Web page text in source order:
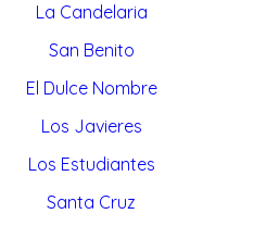
La Candelaria
San Benito
El Dulce Nombre
Los Javieres
Los Estudiantes
Santa Cruz